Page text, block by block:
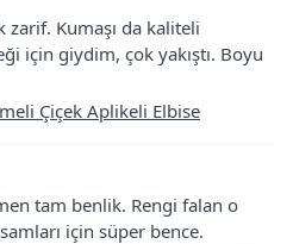
zarif. Kumaşı da kaliteli
için giydim, çok yakıştı. Boyu
Çiçek Aplikeli Elbise
tam benlik. Rengi falan o
için süper bence.